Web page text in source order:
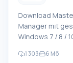
Download
Manager mit
Windows 7 / 8 /
GUS-Staaten
1 303 6 Мб